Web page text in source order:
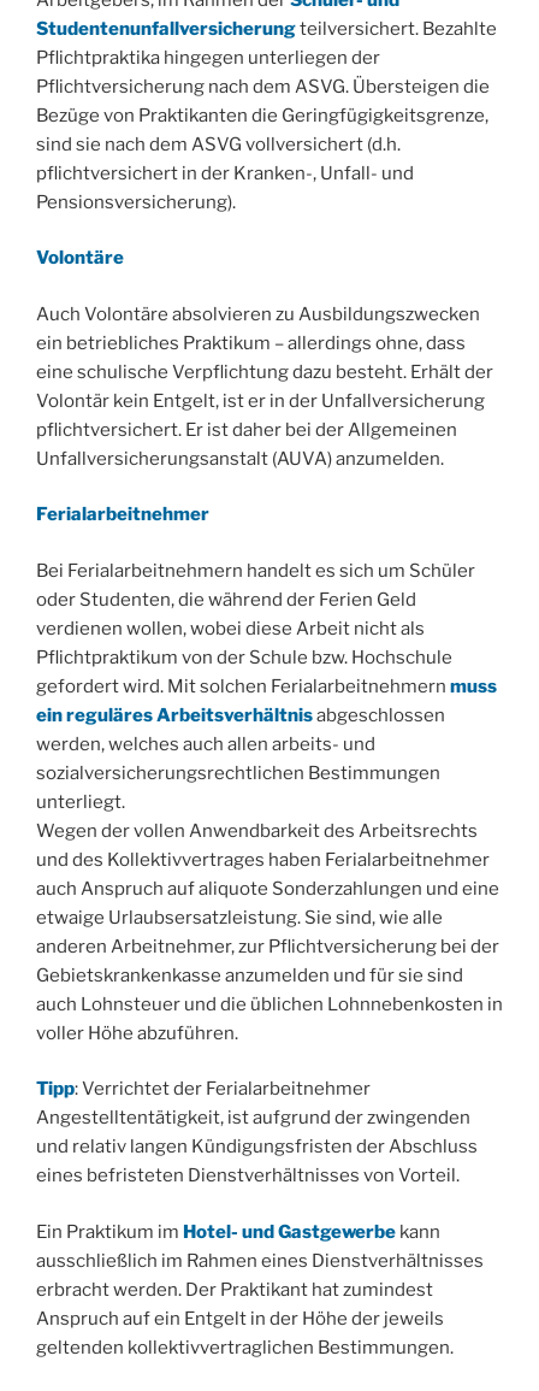
Studentenunfallversicherungteilversichert. Bezahlte
Pflichtpraktika hingegen unterliegen der
Pflichtversicherung nach dem ASVG. Übersteigen die
Bezüge von Praktikanten die Geringfügigkeitsgrenze,
sind sie nach dem ASVG vollversichert (d.h.
pflichtversichert in der Kranken-, Unfall- und
Pensionsversicherung).
Volontäre
Auch Volontäre absolvieren zu Ausbildungszwecken
ein betriebliches Praktikum – allerdings ohne, dass
eine schulische Verpflichtung dazu besteht. Erhält der
Volontär kein Entgelt, ist er in der Unfallversicherung
pflichtversichert. Er ist daher bei der Allgemeinen
Unfallversicherungsanstalt (AUVA) anzumelden.
Ferialarbeitnehmer
Bei Ferialarbeitnehmern handelt es sich um Schüler
oder Studenten, die während der Ferien Geld
verdienen wollen, wobei diese Arbeit nicht als
Pflichtpraktikum von der Schule bzw. Hochschule
gefordert wird. Mit solchen Ferialarbeitnehmern muss
ein reguläres Arbeitsverhältnisabgeschlossen
werden, welches auch allen arbeits- und
sozialversicherungsrechtlichen Bestimmungen
unterliegt.
Wegen der vollen Anwendbarkeit des Arbeitsrechts
und des Kollektivvertrages haben Ferialarbeitnehmer
auch Anspruch auf aliquote Sonderzahlungen und eine
etwaige Urlaubsersatzleistung. Sie sind, wie alle
anderen Arbeitnehmer, zur Pflichtversicherung bei der
Gebietskrankenkasse anzumelden und für sie sind
auch Lohnsteuer und die üblichen Lohnnebenkosten in
voller Höhe abzuführen.
Tipp: Verrichtet der Ferialarbeitnehmer
Angestelltentätigkeit, ist aufgrund der zwingenden
und relativ langen Kündigungsfristen der Abschluss
eines befristeten Dienstverhältnisses von Vorteil.
Ein Praktikum im Hotel- und Gastgewerbe kann
ausschließlich im Rahmen eines Dienstverhältnisses
erbracht werden. Der Praktikant hat zumindest
Anspruch auf ein Entgelt in der Höhe der jeweils
geltenden kollektivvertraglichen Bestimmungen.